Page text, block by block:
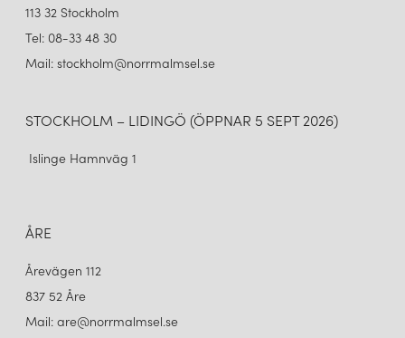
113 32 Stockholm
Tel: 08-33 48 30
Mail: stockholm@norrmalmsel.se
STOCKHOLM – LIDINGÖ (ÖPPNAR 5 SEPT 2026)
Islinge Hamnväg 1
ÅRE
Årevägen 112
837 52 Åre
Mail: are@norrmalmsel.se